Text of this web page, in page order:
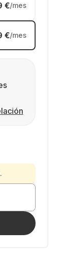
€/mes
€/mes